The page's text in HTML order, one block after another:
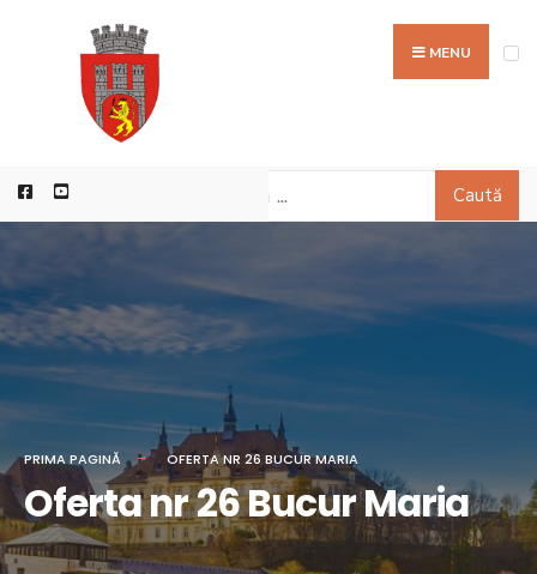
MENU
Caută
PRIMA PAGINĂ OFERTA NR 26 BUCUR MARIA
Oferta nr 26 Bucur Maria